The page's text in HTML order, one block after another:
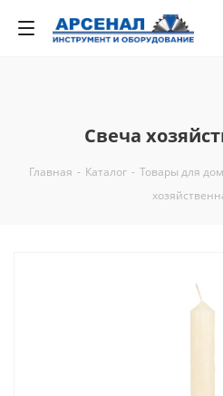
Свеча
Главная - Каталог - Товары для